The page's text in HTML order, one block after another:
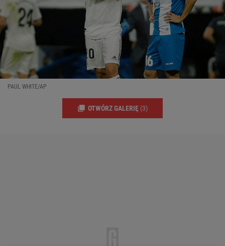
PAUL WHITE/AP
OTWÓRZ GALERIĘ (3)